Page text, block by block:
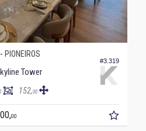
#3.319
PIONEIROS
Tower
152,00
00